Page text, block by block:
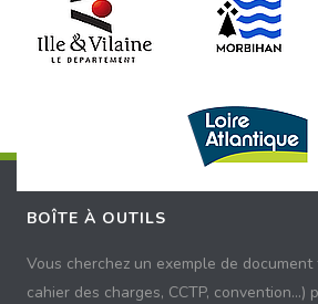
BOÎTE À OUTILS
Vous cherchez un exemple de
cahier des charges, CCTP, convention...)